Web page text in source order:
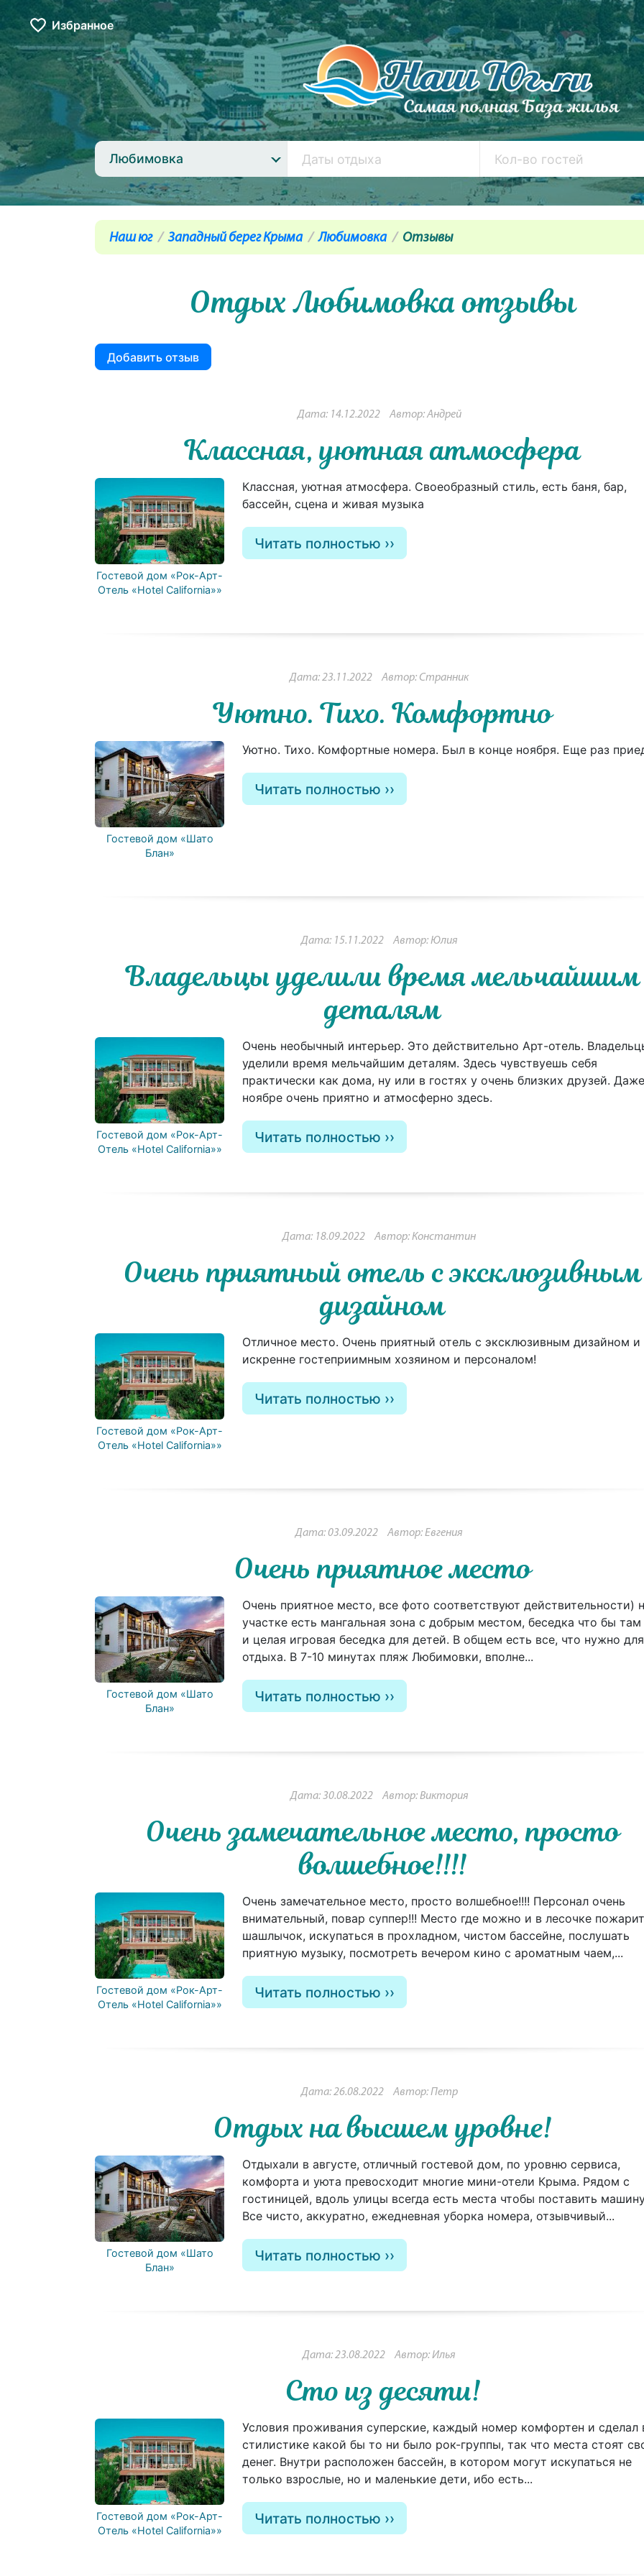
Избранное
Любимовка
Наш юг Западный берег Крыма Любимовка Отзывы
Отдых Любимовка отзывы
Добавить отзыв
Дата: 14.12.2022 Автор: Андрей
Классная, уютная атмосфера
Гостевой дом «Рок-Арт-
Отель «Hotel California»»
Классная, уютная атмосфера. Своеобразный стиль, есть баня, бар,
бассейн, сцена и живая музыка
Читать полностью
Дата: 23.11.2022 Автор: Странник
Уютно. Тихо. Комфортно
Гостевой дом «Шато
Блан»
Уютно. Тихо. Комфортные номера. Был в конце ноября. Еще раз
Читать полностью
Дата: 15.11.2022 Автор: Юлия
Владельцы уделили время мельчайшим
деталям
Гостевой дом «Рок-Арт-
Отель «Hotel California»»
Очень необычный интерьер. Это действительно Арт-отель.
уделили время мельчайшим деталям. Здесь чувствуешь себя
практически как дома, ну или в гостях у очень близких друзей.
ноябре очень приятно и атмосферно здесь.
Читать полностью
Дата: 18.09.2022 Автор: Константин
Очень приятный отель с эксклюзивным
дизайном
Гостевой дом «Рок-Арт-
Отель «Hotel California»»
Отличное место. Очень приятный отель с эксклюзивным дизайном и
искренне гостеприимным хозяином и персоналом!
Читать полностью
Дата: 03.09.2022 Автор: Евгения
Очень приятное место
Гостевой дом «Шато
Блан»
Очень приятное место, все фото соответствуют действительности)
участке есть мангальная зона с добрым местом, беседка что бы там
и целая игровая беседка для детей. В общем есть все, что нужно для
отдыха. В 7-10 минутах пляж Любимовки, вполне...
Читать полностью
Дата: 30.08.2022 Автор: Виктория
Очень замечательное место, просто
волшебное!!!!
Гостевой дом «Рок-Арт-
Отель «Hotel California»»
Очень замечательное место, просто волшебное!!!! Персонал очень
внимательный, повар суппер!!! Место где можно и в лесочке
шашлычок, искупаться в прохладном, чистом бассейне, послушать
приятную музыку, посмотреть вечером кино с ароматным чаем,...
Читать полностью
Дата: 26.08.2022 Автор: Петр
Отдых на высшем уровне!
Гостевой дом «Шато
Блан»
Отдыхали в августе, отличный гостевой дом, по уровню сервиса,
комфорта и уюта превосходит многие мини-отели Крыма. Рядом с
гостиницей, вдоль улицы всегда есть места чтобы поставить
Все чисто, аккуратно, ежедневная уборка номера, отзывчивый...
Читать полностью
Дата: 23.08.2022 Автор: Илья
Сто из десяти!
Гостевой дом «Рок-Арт-
Отель «Hotel California»»
Условия проживания суперские, каждый номер комфортен и сделал
стилистике какой бы то ни было рок-группы, так что места стоят
денег. Внутри расположен бассейн, в котором могут искупаться не
только взрослые, но и маленькие дети, ибо есть...
Читать полностью